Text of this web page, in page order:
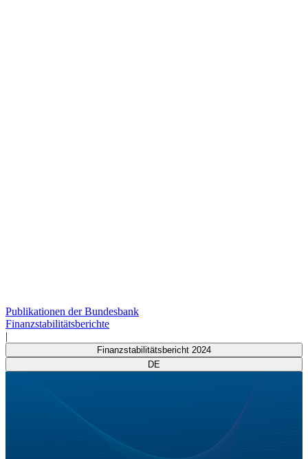
Publikationen der Bundesbank
Finanzstabilitätsberichte
|
Finanzstabilitätsbericht 2024
DE